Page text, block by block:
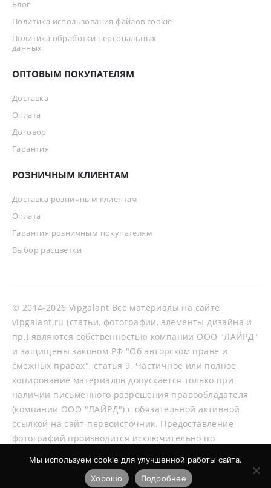
Блог
Политика использования файлов cookie
Политика обработки персональных
данных
ОПТОВЫМ ПОКУПАТЕЛЯМ
Доставка
Оплата
Договор
Гарантия
РОЗНИЧНЫМ КЛИЕНТАМ
Доставка розничным клиентам
Оплата
Гарантия розничным покупателям
Выбор расцветки
© 2014-2026 Vipgalant Все материалы на сайте
vipgalant.ru (статьи, фотографии, элементы дизайна и
пр.) являются собственностью компании ООО "ЛАЙРД"
и защищены законом РФ "Об авторском праве и
смежных правах", статья 9. Частичное или полное
копирование материалов допускается только при
наличии письменного разрешения правообладателя
(компании ООО "ЛАЙРД") с обязательной активной
ссылкой на сайт-первоисточник. Предоставление
фотографий производится исключительно по
Мы используем cookie для улучшенной работы сайта.
Хорошо
Подробнее